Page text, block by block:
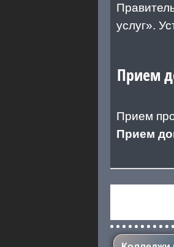
услуг».
Прием
Прием
Прием